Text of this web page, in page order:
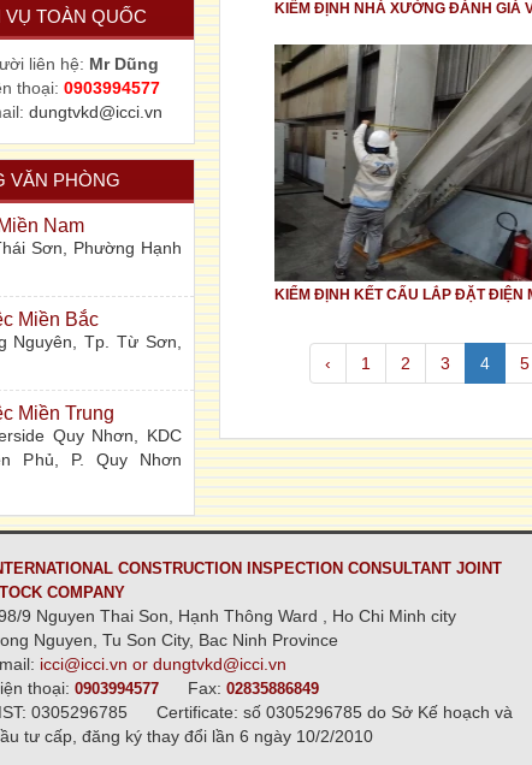
TOÀN QUỐC
liên hệ: Mr Dũng
thoại: 0903994577
dungtvkd@icci.vn
VĂN PHÒNG
Nam
Sơn, Phường Hạnh
Miền Bắc
Nguyên, Tp. Từ Sơn,
Miền Trung
Quy Nhơn, KDC
Phủ, P. Quy Nhơn
‹ 1 2 3 4 5
CONSTRUCTION INSPECTION CONSULTANT JOINT
COMPANY
9 Nguyen Thai Son, Hạnh Thông Ward , Ho Chi Minh city
Nguyen, Tu Son City, Bac Ninh Province
icci@icci.vn or dungtvkd@icci.vn
thoại: 0903994577 Fax: 02835886849
0305296785
Certificate: số 0305296785 do Sở Kế hoạch và
tư cấp, đăng ký thay đổi lần 6 ngày 10/2/2010